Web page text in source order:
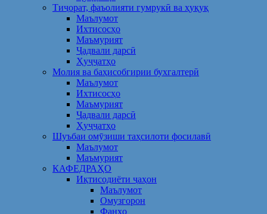
Тиҷорат, фаъолияти гумрукӣ ва ҳуқуқ
Маълумот
Ихтисосҳо
Маъмурият
Ҷадвали дарсӣ
Ҳуҷҷатҳо
Молия ва баҳисобгирии бухгалтерӣ
Маълумот
Ихтисосҳо
Маъмурият
Ҷадвали дарсӣ
Ҳуҷҷатҳо
Шуъбаи омӯзиши таҳсилоти фосилавӣ
Маълумот
Маъмурият
КАФЕДРАҲО
Иқтисодиёти ҷаҳон
Маълумот
Омузгорон
Фанҳо